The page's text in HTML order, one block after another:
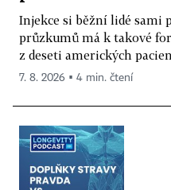
Injekce si běžní lidé sami
průzkumů má k takové
z deseti amerických
7. 8. 2026 ▪ 4 min. čtení